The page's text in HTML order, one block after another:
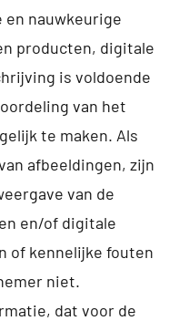
en nauwkeurige
producten, digitale
is voldoende
van het
te maken. Als
afbeeldingen, zijn
van de
en/of digitale
of kennelijke fouten
niet.
dat voor de